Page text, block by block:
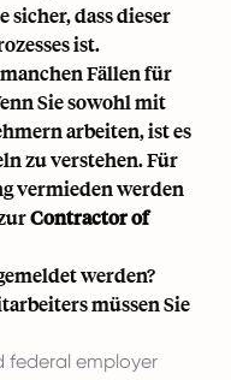
dass dieser
ist.
Fällen für
Sie sowohl mit
arbeiten, ist es
zu verstehen. Für
vermieden werden
Contractor of
werden?
müssen Sie
federal employer